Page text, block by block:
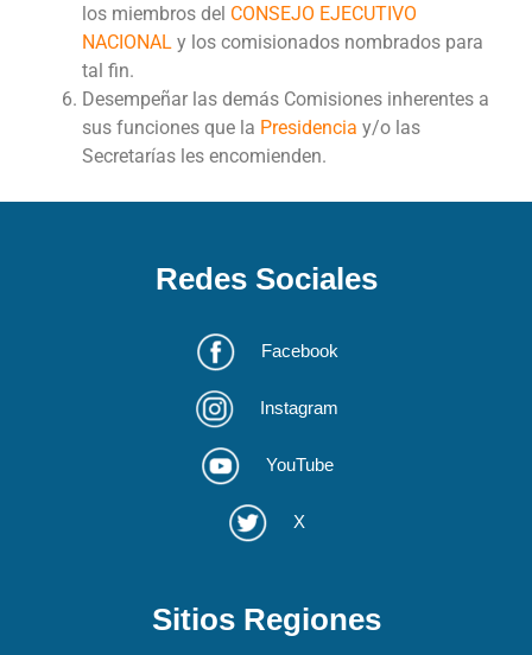
los miembros del CONSEJO EJECUTIVO
NACIONAL y los comisionados nombrados para
tal fin.
Desempeñar las demás Comisiones inherentes a
sus funciones que la Presidencia y/o las
Secretarías les encomienden.
Redes Sociales
Facebook
Instagram
YouTube
X
Sitios Regiones